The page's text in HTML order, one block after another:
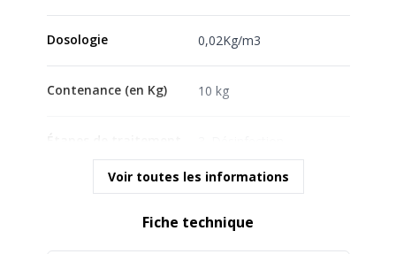
Dosologie 0,02Kg/m3
Contenance (en Kg) 10 kg
Forme du produit Granules
Voir toutes les informations
Fiche technique